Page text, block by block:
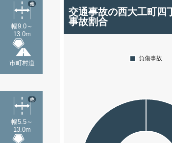
幅9.0～
13.0m
他
市町村道
幅5.5～
13.0m
他
交通事故の西大工町四
事故割合